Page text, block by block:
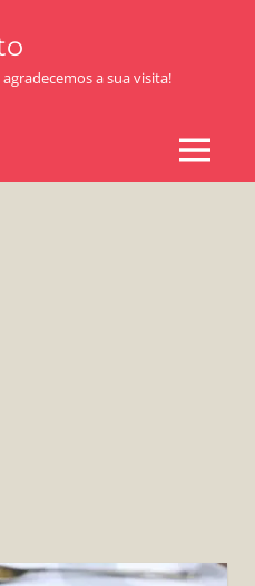
a sua visita!
MENU